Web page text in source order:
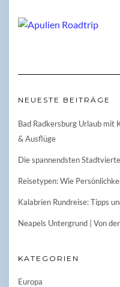
NEUESTE BEITRÄGE
Bad Radkersburg Urlaub
& Ausflüge
Die spannendsten
Reisetypen: Wie
Kalabrien Rundreise: Tipps
Neapels Untergrund | Von
KATEGORIEN
Europa